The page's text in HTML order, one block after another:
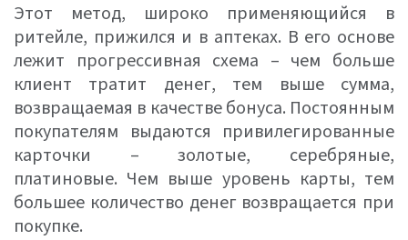
Этот метод, широко применяющийся в
ритейле, прижился и в аптеках. В его основе
лежит прогрессивная схема – чем больше
клиент тратит денег, тем выше сумма,
возвращаемая в качестве бонуса. Постоянным
покупателям выдаются привилегированные
карточки – золотые, серебряные,
платиновые. Чем выше уровень карты, тем
большее количество денег возвращается при
покупке.